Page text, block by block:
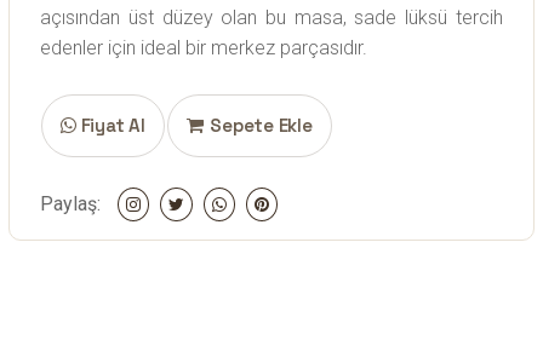
açısından üst düzey olan bu masa, sade lüksü tercih
edenler için ideal bir merkez parçasıdır.
Fiyat Al Sepete Ekle
Paylaş: